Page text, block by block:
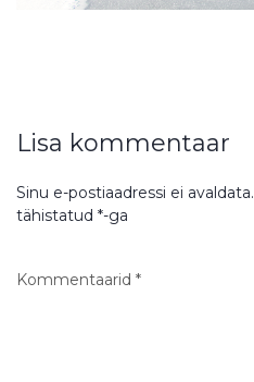
Lisa kommentaar
Sinu e-postiaadressi ei avaldata.
tähistatud *-ga